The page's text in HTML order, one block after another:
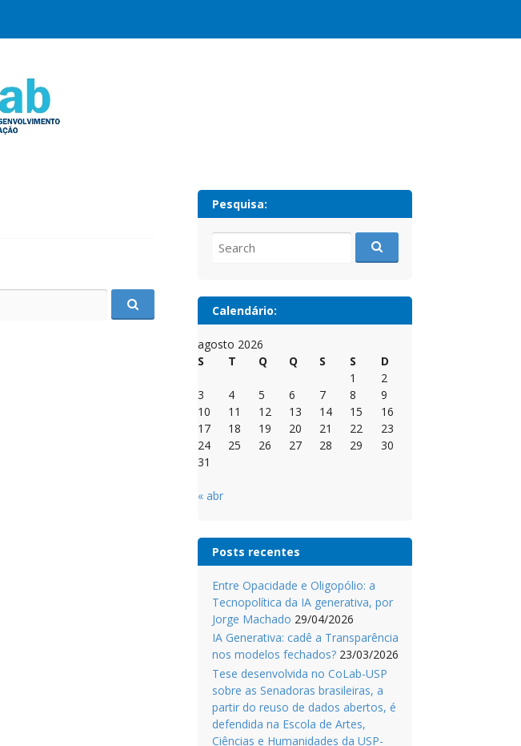
Pesquisa:
for:
Calendário:
agosto 2026
S
T Q Q S S
D
1
2
3
4 5 6 7 8
9
10
11 12 13 14 15
16
17
18 19 20 21 22
23
24
25 26 27 28 29
30
31
« abr
Posts recentes
Entre Opacidade e Oligopólio: a
Tecnopolítica da IA generativa, por
Jorge Machado 29/04/2026
IA Generativa: cadê a Transparência
nos modelos fechados? 23/03/2026
Tese desenvolvida no CoLab-USP
sobre as Senadoras brasileiras, a
partir do reuso de dados abertos, é
defendida na Escola de Artes,
Ciências e Humanidades da USP-